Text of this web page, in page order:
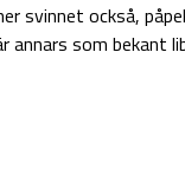
svinnet också,
annars som bekant